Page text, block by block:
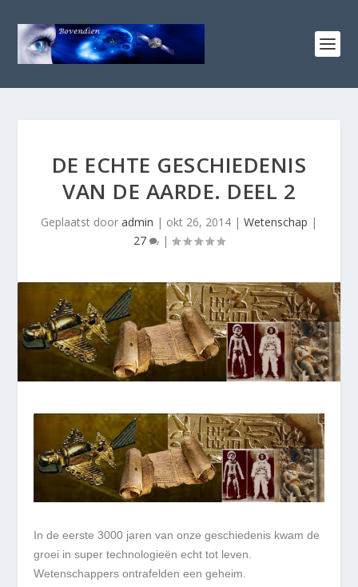
DE ECHTE GESCHIEDENIS
VAN DE AARDE. DEEL 2
Geplaatst door admin | okt 26, 2014 | Wetenschap |
27
|
In de eerste 3000 jaren van onze geschiedenis kwam de
groei in super technologieën echt tot leven.
Wetenschappers ontrafelden een geheim.